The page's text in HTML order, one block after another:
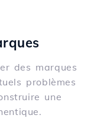
des marques
problèmes
une